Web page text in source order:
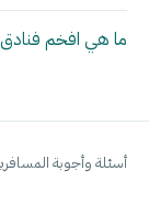
ما هي افخم
أسئلة وأجوبة